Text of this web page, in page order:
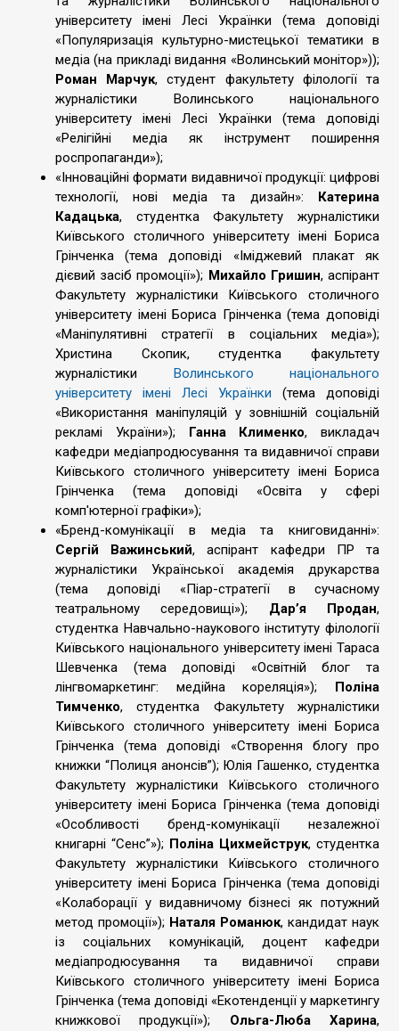
університету імені Лесі Українки (тема доповіді
«Популяризація культурно-мистецької тематики в
медіа (на прикладі видання «Волинський монітор»));
Роман Марчук, студент факультету філології та
журналістики Волинського національного
університету імені Лесі Українки (тема доповіді
«Релігійні медіа як інструмент поширення
роспропаганди»);
«Інноваційні формати видавничої продукції: цифрові
технології, нові медіа та дизайн»: Катерина
Кадацька, студентка Факультету журналістики
Київського столичного університету імені Бориса
Грінченка (тема доповіді «Іміджевий плакат як
дієвий засіб промоції»); Михайло Гришин, аспірант
Факультету журналістики Київського столичного
університету імені Бориса Грінченка (тема доповіді
«Маніпулятивні стратегії в соціальних медіа»);
Христина Скопик, студентка факультету
журналістики Волинського національного
університету імені Лесі Українки (тема доповіді
«Використання маніпуляцій у зовнішній соціальній
рекламі України»); Ганна Клименко, викладач
кафедри медіапродюсування та видавничої справи
Київського столичного університету імені Бориса
Грінченка (тема доповіді «Освіта у сфері
комп'ютерної графіки»);
«Бренд-комунікації в медіа та книговиданні»:
Сергій Важинський, аспірант кафедри ПР та
журналістики Української академія друкарства
(тема доповіді «Піар-стратегії в сучасному
театральному середовищі»); Дар’я Продан,
студентка Навчально-наукового інституту філології
Київського національного університету імені Тараса
Шевченка (тема доповіді «Освітній блог та
лінгвомаркетинг: медійна кореляція»); Поліна
Тимченко, студентка Факультету журналістики
Київського столичного університету імені Бориса
Грінченка (тема доповіді «Створення блогу про
книжки “Полиця анонсів”); Юлія Гашенко, студентка
Факультету журналістики Київського столичного
університету імені Бориса Грінченка (тема доповіді
«Особливості бренд-комунікації незалежної
книгарні “Сенс”»); Поліна Цихмейструк, студентка
Факультету журналістики Київського столичного
університету імені Бориса Грінченка (тема доповіді
«Колаборації у видавничому бізнесі як потужний
метод промоції»); Наталя Романюк, кандидат наук
із соціальних комунікацій, доцент кафедри
медіапродюсування та видавничої справи
Київського столичного університету імені Бориса
Грінченка (тема доповіді «Екотенденції у маркетингу
книжкової продукції»); Ольга-Люба Харина,